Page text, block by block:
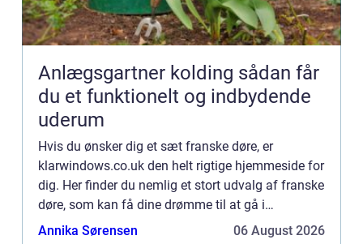
Anlægsgartner kolding sådan får
du et funktionelt og indbydende
uderum
Hvis du ønsker dig et sæt franske døre, er
klarwindows.co.uk den helt rigtige hjemmeside for
dig. Her finder du nemlig et stort udvalg af franske
døre, som kan få dine drømme til at gå i
opfyldelse. Ved at søge på hjemmesiden har du
Annika Sørensen 06 August 2026